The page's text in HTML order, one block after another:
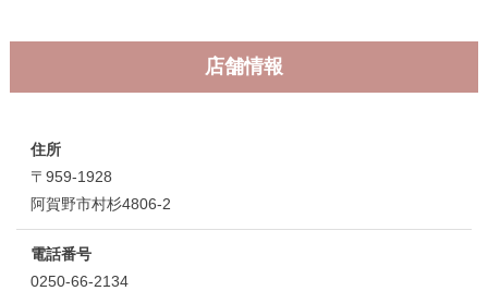
店舗情報
住所
〒959-1928
阿賀野市村杉4806-2
電話番号
0250-66-2134